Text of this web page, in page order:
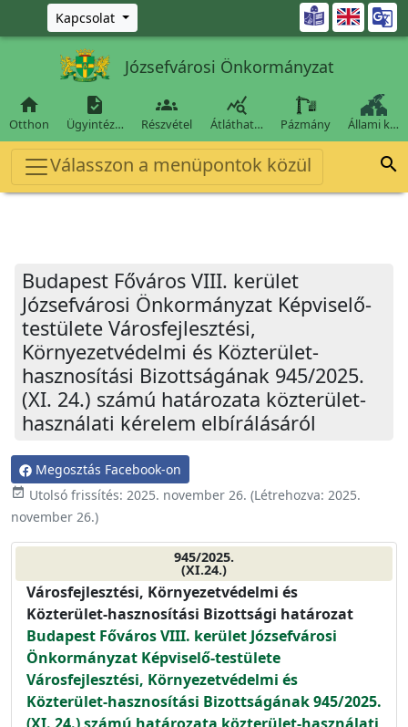
Ugrás a fő tartalomra
Kapcsolat 
Józsefvárosi Önkormányzat

Otthon

Ügyintéz…

Részvétel

Átláthat… Pázmány Állami k…
Válasszon a menüpontok közül 
Budapest Főváros VIII. kerület
Józsefvárosi Önkormányzat Képviselő-
testülete Városfejlesztési,
Környezetvédelmi és Közterület-
hasznosítási Bizottságának 945/2025.
(XI. 24.) számú határozata közterület-
használati kérelem elbírálásáról
Megosztás Facebook-on
event_available Utolsó frissítés: 2025. november 26. (Létrehozva: 2025.
november 26.)
945/2025.
(XI.24.)
Városfejlesztési, Környezetvédelmi és
Közterület-hasznosítási Bizottsági határozat
Budapest Főváros VIII. kerület Józsefvárosi
Önkormányzat Képviselő-testülete
Városfejlesztési, Környezetvédelmi és
Közterület-hasznosítási Bizottságának 945/2025.